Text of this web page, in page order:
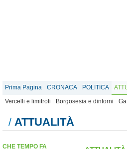
Prima Pagina CRONACA POLITICA
Vercelli e limitrofi
Borgosesia e dintorni
/ ATTUALITÀ
CHE TEMPO FA